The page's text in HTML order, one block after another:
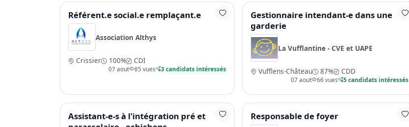
Référent.e social.e remplaçant.e
Association Althys
Crissier 100% CDI
07 aout 85 vues 3 candidats intéressés
Gestionnaire intendant-e dans une
garderie
La Vufflantine - CVE et UAPE
Vufflens-Château 87% CDD
07 aout 66 vues 5 candidats intéressés
Assistant-e-s à l'intégration pré et
Responsable de foyer